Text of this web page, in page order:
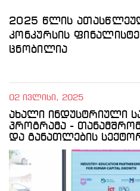
2025 წლის
კონკურსის
ცნობილია
02 ივლისი, 2025
ახალი ინდუსტრიული
პროგრამა -
და განათლების